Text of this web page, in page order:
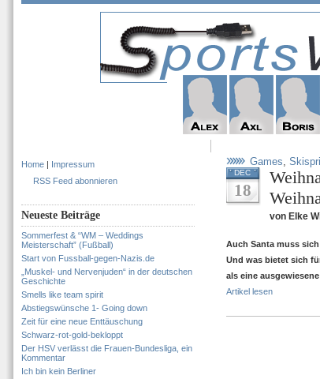
Home | Impressum
RSS Feed abonnieren
Neueste Beiträge
Sommerfest & “WM – Weddings
Meisterschaft” (Fußball)
Start von Fussball-gegen-Nazis.de
„Muskel- und Nervenjuden“ in der deutschen
Geschichte
Smells like team spirit
Abstiegswünsche 1- Going down
Zeit für eine neue Enttäuschung
Schwarz-rot-gold-bekloppt
Der HSV verlässt die Frauen-Bundesliga, ein
Kommentar
Ich bin kein Berliner
Games,
DEC
18
von Elke
Auch Santa muss
Und was bietet sich
als eine
Artikel lesen